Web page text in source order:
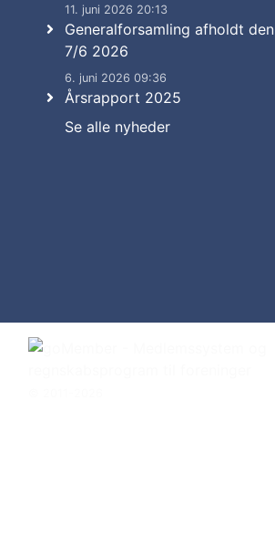
11. juni 2026 20:13
Generalforsamling afholdt den
7/6 2026
6. juni 2026 09:36
Årsrapport 2025
Se alle nyheder